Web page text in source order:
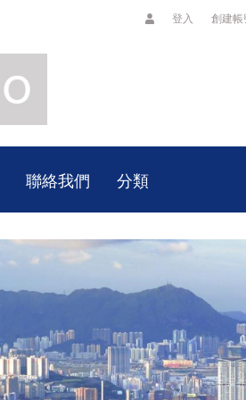
登入 創建帳
聯絡我們 分類